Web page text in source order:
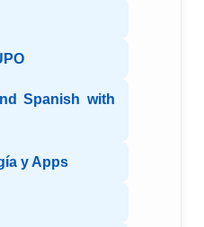
Spanish with
y Apps